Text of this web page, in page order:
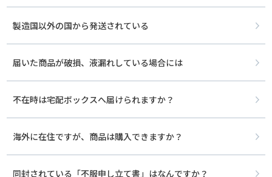
製造国以外の国から発送されている
届いた商品が破損、液漏れしている場合には
不在時は宅配ボックスへ届けられますか？
海外に在住ですが、商品は購入できますか？
同封されている「不服申し立て書」はなんですか？